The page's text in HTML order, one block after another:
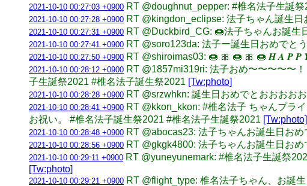
2021-10-10 00:27:03 +0900 RT @doughnut_pepper: #椎名法子生誕
2021-10-10 00:27:28 +0900 RT @kingdon_eclipse: 法子ちゃん誕生
2021-10-10 00:27:31 +0900 RT @Duckbird_CG: 🍩法子ちゃんお誕
2021-10-10 00:27:41 +0900 RT @soro123da: 法子ー誕生日おめでと
2021-10-10 00:27:50 +0900 RT @shiroimas03: 🍩 🎀 🍩 🎀 🍩 𝑯 𝑨 𝑷
2021-10-10 00:28:12 +0900 RT @1857mi319ri: 法子おめ〜〜〜〜〜
子生誕祭2021 #椎名法子誕生祭2021 [Tw:photo]
2021-10-10 00:28:28 +0900 RT @srzwhkn: 誕生日おめでとおおおお
2021-10-10 00:28:41 +0900 RT @kkon_kkon: #椎名法子 ちゃんプラ
お祝い。 #椎名法子誕生祭2021 #椎名法子生誕祭2021 [Tw:photo]
2021-10-10 00:28:48 +0900 RT @abocas23: 法子ちゃんお誕生日お
2021-10-10 00:28:56 +0900 RT @gkgk4800: 法子ちゃんお誕生日お
2021-10-10 00:29:11 +0900 RT @yuneyunemark: #椎名法子生誕祭
[Tw:photo]
2021-10-10 00:29:21 +0900 RT @flight_type: 椎名法子ちゃん、お誕